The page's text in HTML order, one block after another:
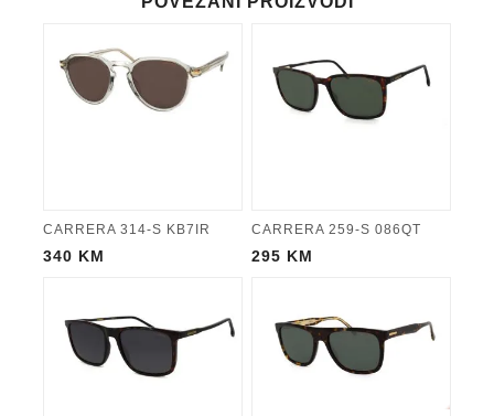
CARRERA 314-S KB7IR
340 KM
CARRERA 259-S 086QT
295 KM